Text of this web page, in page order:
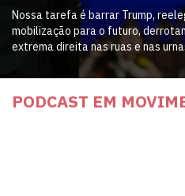
Nossa tarefa é barrar Trump,
mobilização para o futuro,
extrema direita nas ruas e nas
PODCAST EM